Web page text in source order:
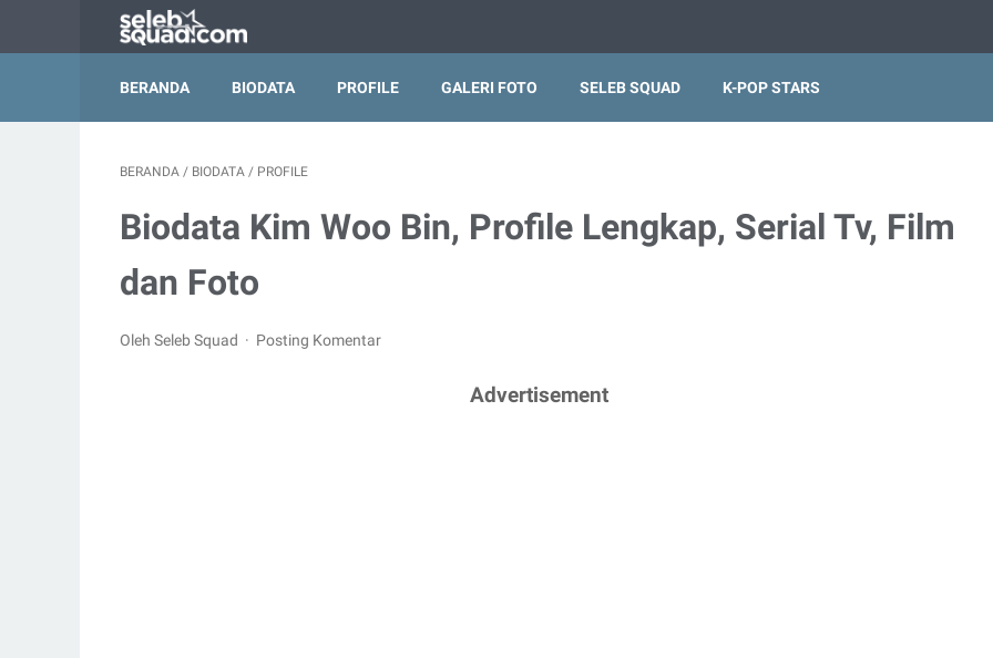
BERANDA BIODATA PROFILE GALERI FOTO SELEB SQUAD K-POP STARS
BERANDA / BIODATA / PROFILE
Biodata Kim Woo Bin, Profile Lengkap, Serial Tv, Film
dan Foto
Oleh Seleb Squad Posting Komentar
Advertisement